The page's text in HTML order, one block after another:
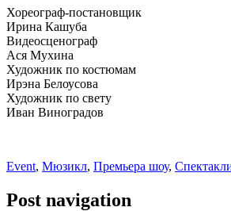
Хореограф-постановщик
Ирина Кашуба
Видеосценограф
Ася Мухина
Художник по костюмам
Ирэна Белоусова
Художник по свету
Иван Виноградов
Event, Мюзикл, Премьера шоу,
Post navigation